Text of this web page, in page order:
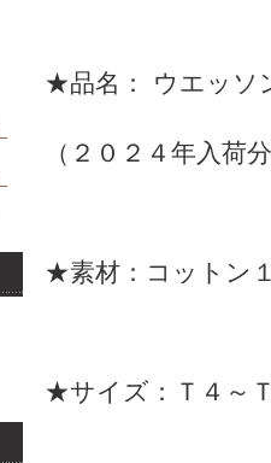
★品名： ウエッソ
（２０２４年入荷
★素材：コットン
★サイズ：Ｔ４～